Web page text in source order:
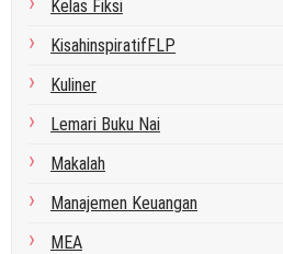
Kelas Fiksi
KisahinspiratifFLP
Kuliner
Lemari Buku Nai
Makalah
Manajemen Keuangan
MEA